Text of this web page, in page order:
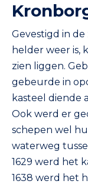
Gevestigd in de
helder weer is,
zien liggen.
gebeurde in
kasteel diende
Ook werd er
schepen wel
waterweg
1629 werd het
1638 werd het